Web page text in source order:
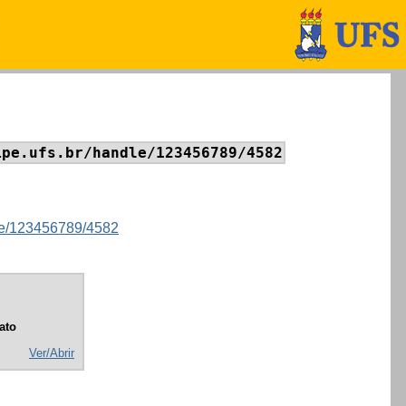
handle/123456789/4582
123456789/4582
Ver/Abrir